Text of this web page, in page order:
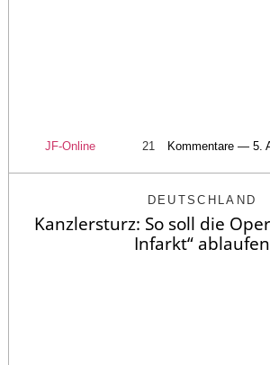
JF-Online 21 Kommentare — 5.
DEUTSCHLAND
Kanzlersturz: So soll die
Infarkt“ ablaufen